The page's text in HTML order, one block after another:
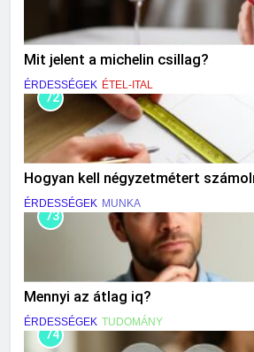
Mit jelent a michelin csillag?
ÉRDESSÉGEK ÉTEL-ITAL
72
Hogyan kell négyzetmétert
ÉRDESSÉGEK MUNKA
73
Mennyi az átlag iq?
ÉRDESSÉGEK TUDOMÁNY
74